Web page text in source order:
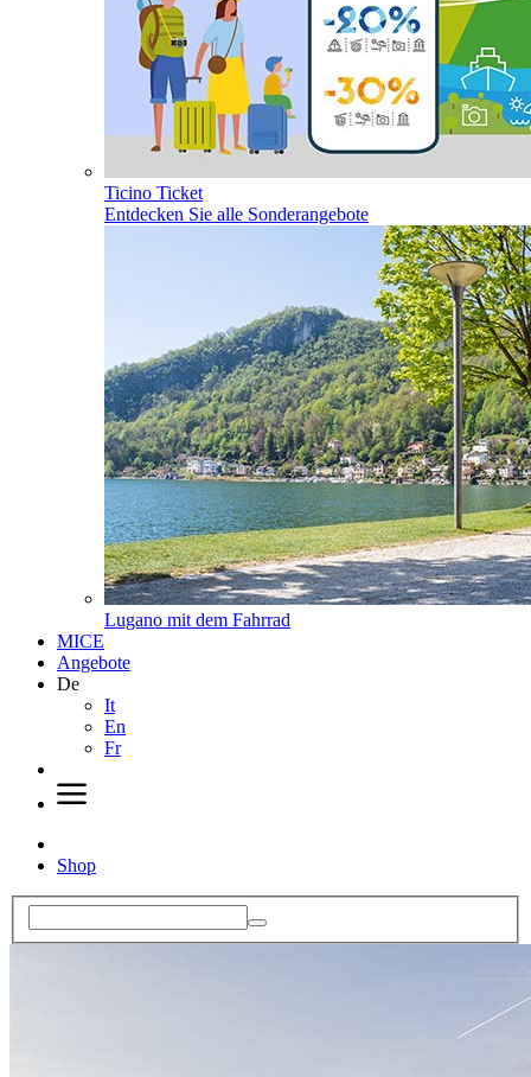
Ticino Ticket
Entdecken Sie alle Sonderangebote
Lugano mit dem Fahrrad
MICE
Angebote
De
It
En
Fr
Shop